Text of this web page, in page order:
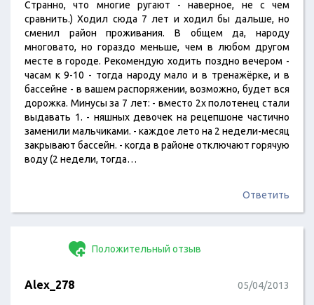
Странно, что многие ругают - наверное, не с чем
сравнить.) Ходил сюда 7 лет и ходил бы дальше, но
сменил район проживания. В общем да, народу
многовато, но гораздо меньше, чем в любом другом
месте в городе. Рекомендую ходить поздно вечером -
часам к 9-10 - тогда народу мало и в тренажёрке, и в
бассейне - в вашем распоряжении, возможно, будет вся
дорожка. Минусы за 7 лет: - вместо 2х полотенец стали
выдавать 1. - няшных девочек на рецепшоне частично
заменили мальчиками. - каждое лето на 2 недели-месяц
закрывают бассейн. - когда в районе отключают горячую
воду (2 недели, тогда…
Ответить
Положительный отзыв
Alex_278 05/04/2013